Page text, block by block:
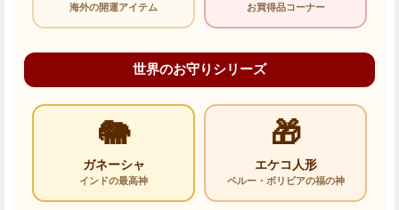
海外の開運アイテム お買得品コーナー
世界のお守りシリーズ
🐘
ガネーシャ
インドの最高神
🎁
エケコ人形
ペルー・ボリビアの福の神